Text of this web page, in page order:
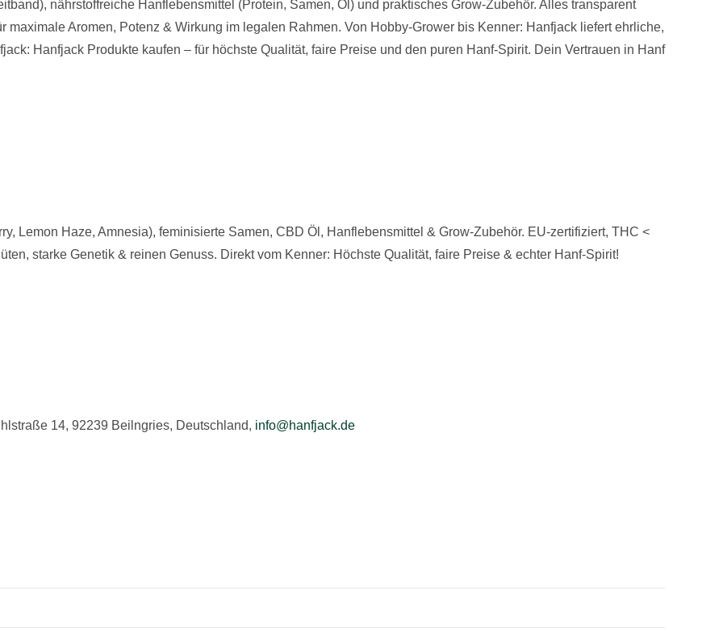
nährstoffreiche Hanflebensmittel (Protein, Samen, Öl) und praktisches Grow-Zubehör. Alles transparent
maximale Aromen, Potenz & Wirkung im legalen Rahmen. Von Hobby-Grower bis Kenner: Hanfjack liefert ehrliche,
Hanfjack Produkte kaufen – für höchste Qualität, faire Preise und den puren Hanf-Spirit. Dein Vertrauen in Hanf
Lemon Haze, Amnesia), feminisierte Samen, CBD Öl, Hanflebensmittel & Grow-Zubehör. EU-zertifiziert, THC <
starke Genetik & reinen Genuss. Direkt vom Kenner: Höchste Qualität, faire Preise & echter Hanf-Spirit!
14, 92239 Beilngries, Deutschland, info@hanfjack.de